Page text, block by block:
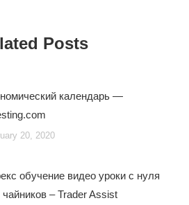
Posts
календарь —
20, 2020
обучение видео уроки с нуля
чайников – Trader Assist